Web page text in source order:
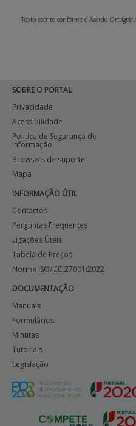
Texto escrito conforme o Acordo
SOBRE O PORTAL
Privacidade
Acessibilidade
Política de Segurança de
Informação
Browsers de suporte
Mapa
INFORMAÇÃO ÚTIL
Contactos
Perguntas Frequentes
Ligações Úteis
Tabela de Preços
Norma ISO/IEC 27001:2022
DOCUMENTAÇÃO
Manuais
Formulários
Minutas
Tutoriais
Legislação